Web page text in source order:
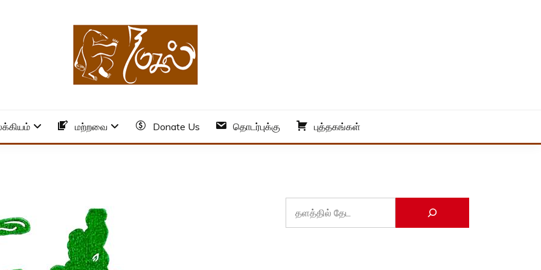
மற்றவை Donate Us தொடர்புக்கு புத்தகங்கள்